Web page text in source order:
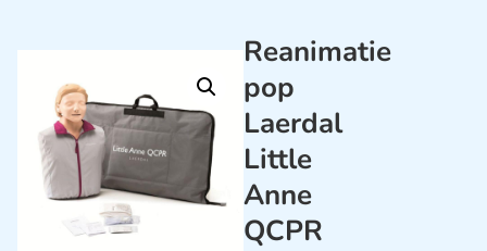
Reanimatie
pop
Laerdal
Little
Anne
QCPR